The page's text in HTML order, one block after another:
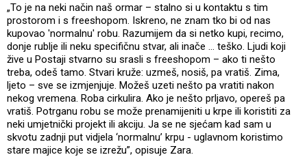
„To je na neki način naš ormar – stalno si u kontaktu s tim
prostorom i s freeshopom. Iskreno, ne znam tko bi od nas
kupovao 'normalnu' robu. Razumijem da si netko kupi, recimo,
donje rublje ili neku specifičnu stvar, ali inače … teško. Ljudi koji
žive u Postaji stvarno su srasli s freeshopom – ako ti nešto
treba, odeš tamo. Stvari kruže: uzmeš, nosiš, pa vratiš. Zima,
ljeto – sve se izmjenjuje. Možeš uzeti nešto pa vratiti nakon
nekog vremena. Roba cirkulira. Ako je nešto prljavo, opereš pa
vratiš. Potrganu robu se može prenamijeniti u krpe ili koristiti za
neki umjetnički projekt ili akciju. Ja se ne sjećam kad sam u
skvotu zadnji put vidjela ‘normalnu’ krpu - uglavnom koristimo
stare majice koje se izrežu”, opisuje Zara.